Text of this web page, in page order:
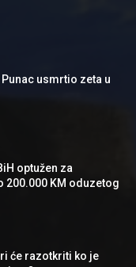
usmrtio zeta u
optužen za
200.000 KM oduzetog
će razotkriti ko je